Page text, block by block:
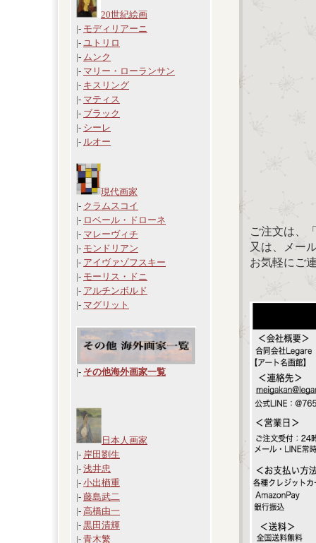
20世紀絵画
|- モディリアーニ
|- ユトリロ
|- ムンク
|- マリー・ローランサン
|- キスリング
|- マティス
|- ブラック
|- シーレ
|- ルオー
現代画家
|- クラムスコイ
|- ロベール・ドローネ
|- マレーヴィチ
|- モンドリアン
|- アイヴァゾフスキー
|- モーリス・ドニ
|- アルチンボルド
|- マグリット
|- その他海外画家一覧
日本人画家
|- 岸田劉生
|- 浅井忠
|- 小出楢重
|- 藤島武二
|- 高橋由一
|- 黒田清輝
|- 青木繁
ご注文は、
又は、メー
お気軽にご